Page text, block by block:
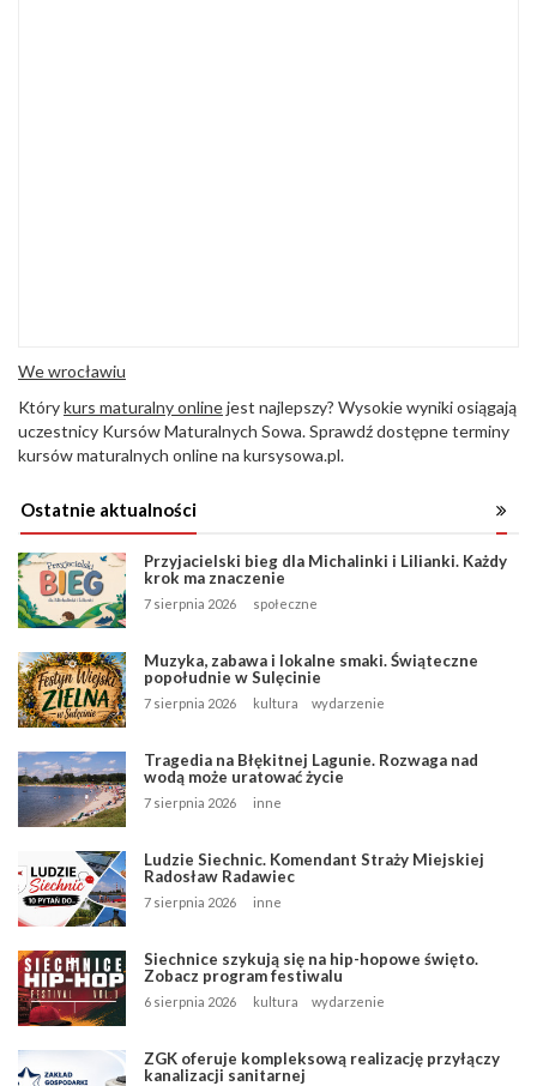
We wrocławiu
Którykurs maturalny onlinejest najlepszy? Wysokie wyniki osiągają
uczestnicy Kursów Maturalnych Sowa. Sprawdź dostępne terminy
kursów maturalnych online na kursysowa.pl.
Ostatnie aktualności
Przyjacielski bieg dla Michalinki i Lilianki. Każdy
krok ma znaczenie
7 sierpnia 2026 społeczne
Muzyka, zabawa i lokalne smaki. Świąteczne
popołudnie w Sulęcinie
7 sierpnia 2026 kultura wydarzenie
Tragedia na Błękitnej Lagunie. Rozwaga nad
wodą może uratować życie
7 sierpnia 2026 inne
Ludzie Siechnic. Komendant Straży Miejskiej
Radosław Radawiec
7 sierpnia 2026 inne
Siechnice szykują się na hip-hopowe święto.
Zobacz program festiwalu
6 sierpnia 2026 kultura wydarzenie
ZGK oferuje kompleksową realizację przyłączy
kanalizacji sanitarnej